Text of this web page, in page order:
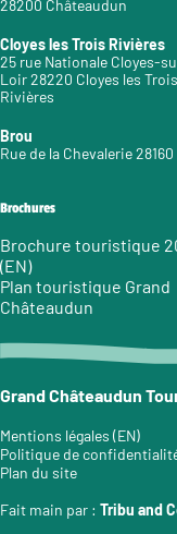
28200 Châteaudun
Cloyes les Trois Rivières
25 rue Nationale Cloyes-
Loir 28220 Cloyes les Trois
Rivières
Brou
Rue de la Chevalerie
Brochures
Brochure touristique
(EN)
Plan touristique Grand
Châteaudun
Grand Châteaudun
Mentions légales (EN)
Politique de
Plan du site
Fait main par : Tribu and